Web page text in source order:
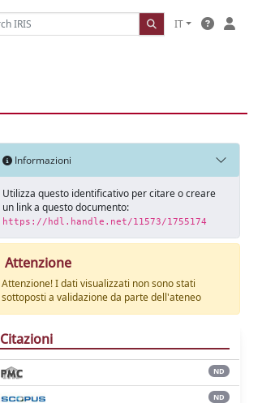
IT
Informazioni
Utilizza questo identificativo per citare o creare
un link a questo documento:
https://hdl.handle.net/11573/1755174
Attenzione
Attenzione! I dati visualizzati non sono stati
sottoposti a validazione da parte dell'ateneo
Citazioni
ND
ND